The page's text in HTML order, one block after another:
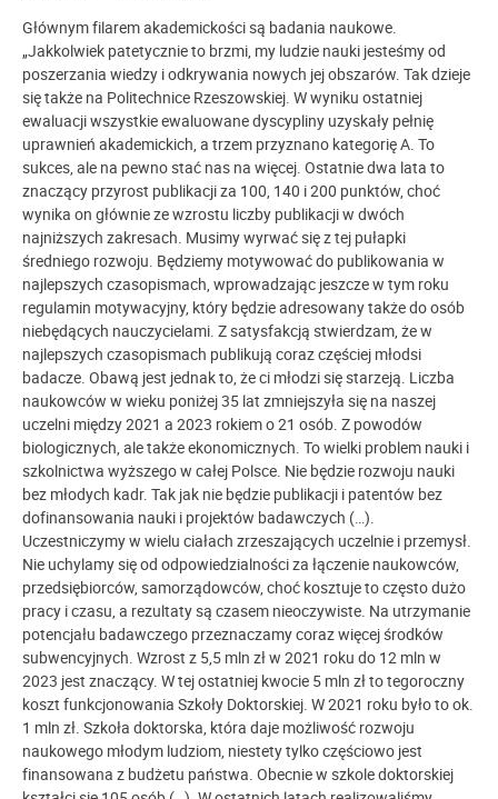
Głównym filarem akademickości są badania naukowe.
„Jakkolwiek patetycznie to brzmi, my ludzie nauki jesteśmy od
poszerzania wiedzy i odkrywania nowych jej obszarów. Tak dzieje
się także na Politechnice Rzeszowskiej. W wyniku ostatniej
ewaluacji wszystkie ewaluowane dyscypliny uzyskały pełnię
uprawnień akademickich, a trzem przyznano kategorię A. To
sukces, ale na pewno stać nas na więcej. Ostatnie dwa lata to
znaczący przyrost publikacji za 100, 140 i 200 punktów, choć
wynika on głównie ze wzrostu liczby publikacji w dwóch
najniższych zakresach. Musimy wyrwać się z tej pułapki
średniego rozwoju. Będziemy motywować do publikowania w
najlepszych czasopismach, wprowadzając jeszcze w tym roku
regulamin motywacyjny, który będzie adresowany także do osób
niebędących nauczycielami. Z satysfakcją stwierdzam, że w
najlepszych czasopismach publikują coraz częściej młodsi
badacze. Obawą jest jednak to, że ci młodzi się starzeją. Liczba
naukowców w wieku poniżej 35 lat zmniejszyła się na naszej
uczelni między 2021 a 2023 rokiem o 21 osób. Z powodów
biologicznych, ale także ekonomicznych. To wielki problem nauki i
szkolnictwa wyższego w całej Polsce. Nie będzie rozwoju nauki
bez młodych kadr. Tak jak nie będzie publikacji i patentów bez
dofinansowania nauki i projektów badawczych (…).
Uczestniczymy w wielu ciałach zrzeszających uczelnie i przemysł.
Nie uchylamy się od odpowiedzialności za łączenie naukowców,
przedsiębiorców, samorządowców, choć kosztuje to często dużo
pracy i czasu, a rezultaty są czasem nieoczywiste. Na utrzymanie
potencjału badawczego przeznaczamy coraz więcej środków
subwencyjnych. Wzrost z 5,5 mln zł w 2021 roku do 12 mln w
2023 jest znaczący. W tej ostatniej kwocie 5 mln zł to tegoroczny
koszt funkcjonowania Szkoły Doktorskiej. W 2021 roku było to ok.
1 mln zł. Szkoła doktorska, która daje możliwość rozwoju
naukowego młodym ludziom, niestety tylko częściowo jest
finansowana z budżetu państwa. Obecnie w szkole doktorskiej